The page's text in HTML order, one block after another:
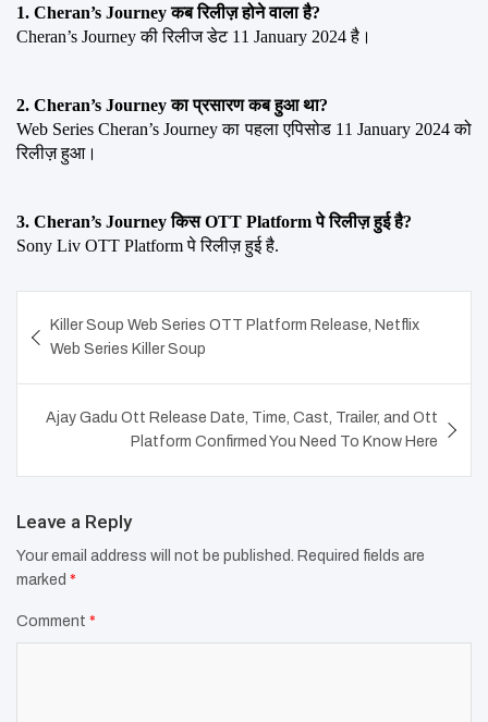
1. Cheran’s Journey कब रिलीज़ होने वाला है?
Cheran’s Journey की रिलीज डेट 11 January 2024 है।
2. Cheran’s Journey का प्रसारण कब हुआ था?
Web Series Cheran’s Journey का पहला एपिसोड 11 January 2024 को
रिलीज़ हुआ।
3. Cheran’s Journey किस OTT Platform पे रिलीज़ हुई है?
Sony Liv OTT Platform पे रिलीज़ हुई है.
navigation
Killer Soup Web Series OTT Platform Release, Netflix
Web Series Killer Soup
Ajay Gadu Ott Release Date, Time, Cast, Trailer, and Ott
Platform Confirmed You Need To Know Here
Leave a Reply
Your email address will not be published. Required fields are
marked *
Comment *